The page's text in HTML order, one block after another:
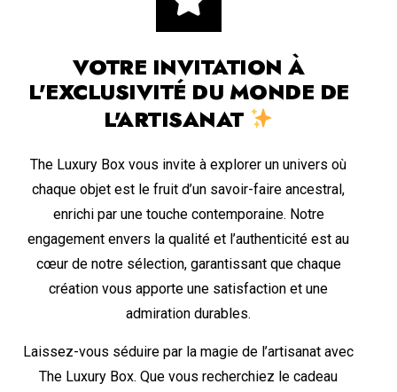
VOTRE INVITATION À
L'EXCLUSIVITÉ DU MONDE DE
L'ARTISANAT
The Luxury Box vous invite à explorer un univers où
chaque objet est le fruit d’un savoir-faire ancestral,
enrichi par une touche contemporaine. Notre
engagement envers la qualité et l’authenticité est au
cœur de notre sélection, garantissant que chaque
création vous apporte une satisfaction et une
admiration durables.
Laissez-vous séduire par la magie de l’artisanat avec
The Luxury Box. Que vous recherchiez le cadeau